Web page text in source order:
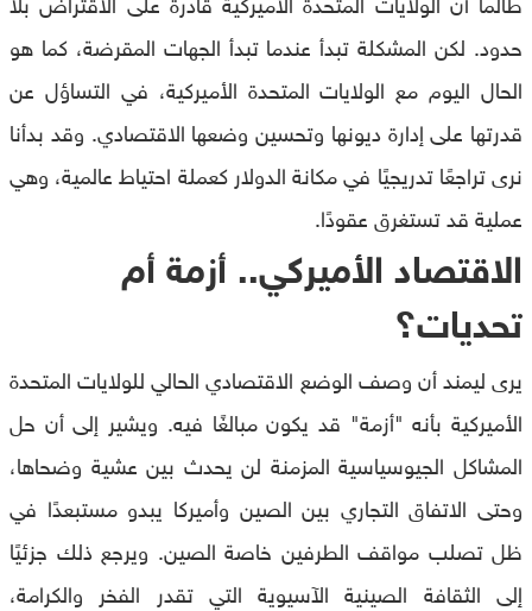
حدود. لكن المشكلة تبدأ عندما تبدأ الجهات المقرضة، كما هو
الحال اليوم مع الولايات المتحدة الأميركية، في التساؤل عن
قدرتها على إدارة ديونها وتحسين وضعها الاقتصادي. وقد بدأنا
نرى تراجعًا تدريجيًا في مكانة الدولار كعملة احتياط عالمية، وهي
عملية قد تستغرق عقودًا.
الاقتصاد الأميركي.. أزمة أم
تحديات؟
يرى ليمند أن وصف الوضع الاقتصادي الحالي للولايات المتحدة
الأميركية بأنه "أزمة" قد يكون مبالغًا فيه. ويشير إلى أن حل
المشاكل الجيوسياسية المزمنة لن يحدث بين عشية وضحاها،
وحتى الاتفاق التجاري بين الصين وأميركا يبدو مستبعدًا في
ظل تصلب مواقف الطرفين خاصة الصين. ويرجع ذلك جزئيًا
إلى الثقافة الصينية الآسيوية التي تقدر الفخر والكرامة،